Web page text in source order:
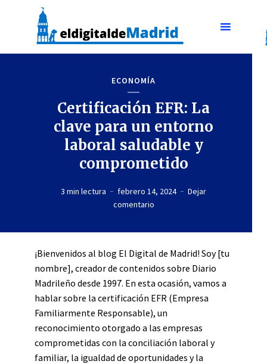
ECONOMÍA
Certificación EFR: La
clave para un entorno
laboral saludable y
comprometido
3 min lectura febrero 14, 2024
Dejar
comentario
¡Bienvenidos al blog El Digital de Madrid! Soy [tu
nombre], creador de contenidos sobre Diario
Madrileño desde 1997. En esta ocasión, vamos a
hablar sobre la certificación EFR (Empresa
Familiarmente Responsable), un
reconocimiento otorgado a las empresas
comprometidas con la conciliación laboral y
familiar, la igualdad de oportunidades y la